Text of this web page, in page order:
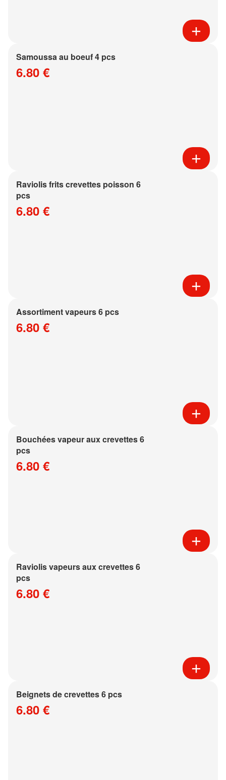
Samoussa au boeuf 4 pcs
6.80 €
Raviolis frits crevettes poisson 6
pcs
6.80 €
Assortiment vapeurs 6 pcs
6.80 €
Bouchées vapeur aux crevettes 6
pcs
6.80 €
Raviolis vapeurs aux crevettes 6
pcs
6.80 €
Beignets de crevettes 6 pcs
6.80 €